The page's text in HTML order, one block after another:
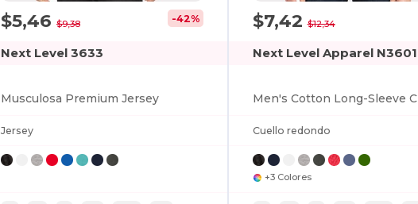
$5,46 $9,38 -42%
Next Level 3633
Musculosa Premium Jersey
Jersey
$7,42$12,34
Next Level Apparel N3601
Men's Cotton Long-Sleeve
Cuello redondo
+3 Colores